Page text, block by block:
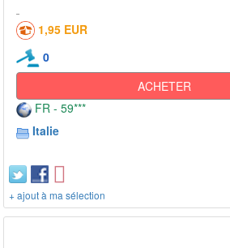
1,95 EUR
0
ACHETER
FR - 59***
Italie
+ ajout à ma sélection